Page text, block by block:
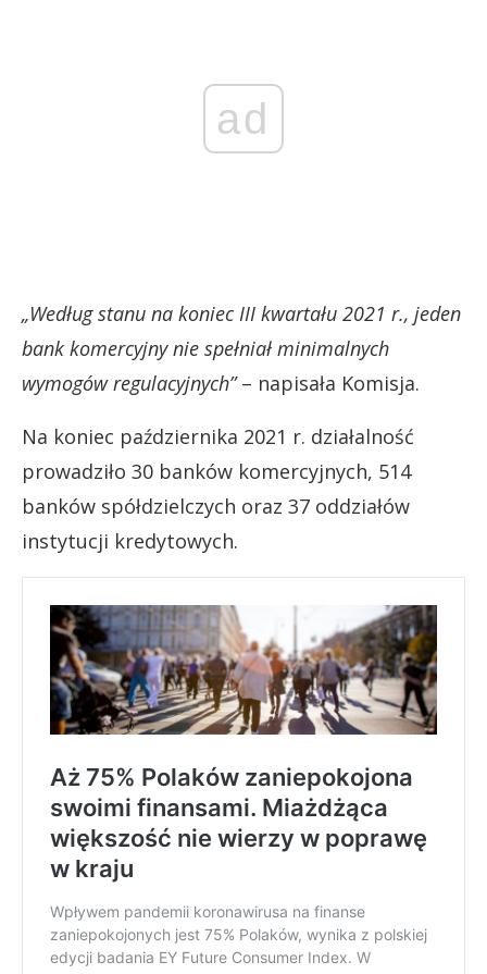
ad
„Według stanu na koniec III kwartału 2021 r., jeden
bank komercyjny nie spełniał minimalnych
wymogów regulacyjnych”– napisała Komisja.
Na koniec października 2021 r. działalność
prowadziło 30 banków komercyjnych, 514
banków spółdzielczych oraz 37 oddziałów
instytucji kredytowych.